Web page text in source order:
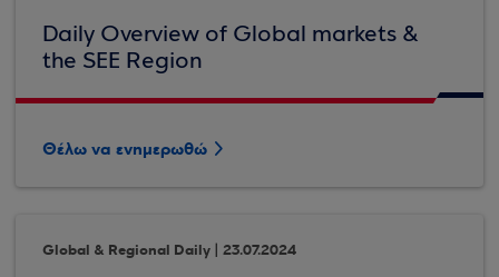
Daily Overview of Global markets &
the SEE Region
Θέλω να ενημερωθώ
Global & Regional Daily | 23.07.2024